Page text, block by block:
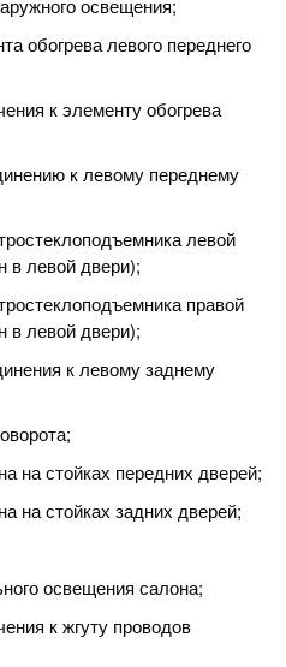
освещения;
обогрева левого переднего
к элементу обогрева
к левому переднему
левой
в левой двери);
правой
в левой двери);
к левому заднему
на стойках передних дверей;
на стойках задних дверей;
освещения салона;
к жгуту проводов